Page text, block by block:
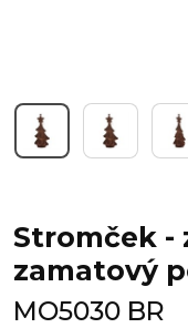
Stromček -
zamatový
MO5030 BR